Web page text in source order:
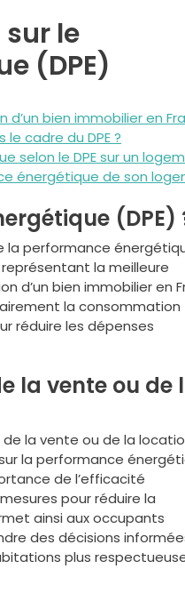
le
(DPE)
bien immobilier en
cadre du DPE ?
selon le DPE sur un
énergétique de son
(DPE)
la performance
la meilleure
d’un bien immobilier en
la consommation
réduire les dépenses
la vente ou de
la vente ou de la
la performance
de l’efficacité
pour réduire la
ainsi aux occupants
des décisions
plus